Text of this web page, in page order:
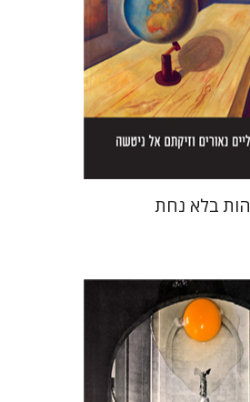
אתר ספר מודפס
$42
$38
בלא נחת